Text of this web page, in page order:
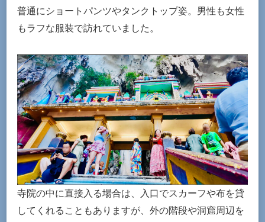
普通にショートパンツやタンクトップ姿。男性も女性
もラフな服装で訪れていました。
寺院の中に直接入る場合は、入口でスカーフや布を貸
してくれることもありますが、外の階段や洞窟周辺を